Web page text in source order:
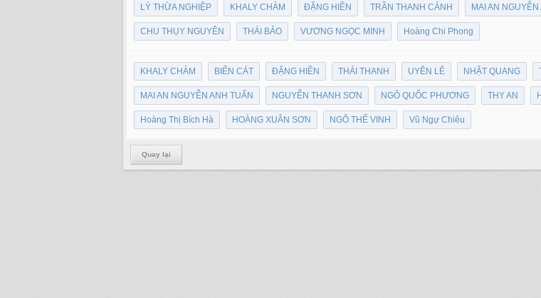
LÝ THỪA NGHIỆP KHALY CHÀM ĐẶNG HIỀN TRẦN THANH CẢNH MAI AN NGUYỄN
CHU THỤY NGUYÊN THÁI BẢO VƯƠNG NGỌC MINH Hoàng Chi Phong
KHALY CHÀM BIỂN CÁT ĐẶNG HIỀN THÁI THANH UYÊN LÊ NHẬT QUANG
MAI AN NGUYỄN ANH TUẤN NGUYỄN THANH SƠN NGÔ QUỐC PHƯƠNG THY AN
Hoàng Thị Bích Hà HOÀNG XUÂN SƠN NGÔ THẾ VINH Vũ Ngự Chiêu
Quay lại